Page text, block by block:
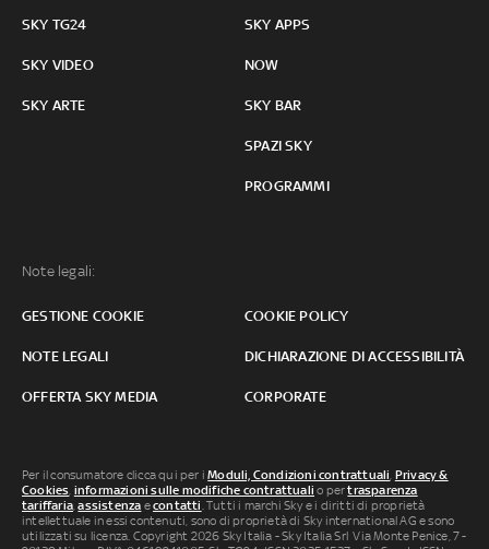
SKY TG24
SKY VIDEO
SKY ARTE
SKY APPS
NOW
SKY BAR
SPAZI SKY
PROGRAMMI
Note legali:
GESTIONE COOKIE COOKIE POLICY
NOTE LEGALI DICHIARAZIONE DI ACCESSIBILITÀ
OFFERTA SKY MEDIA CORPORATE
Per il consumatore clicca qui per iModuli, Condizioni contrattuali Privacy &
Cookies informazioni sulle modifiche contrattuali o pertrasparenza
tariffaria ,assistenza econtatti . Tutti i marchi Sky e i diritti di proprietà
intellettuale in essi contenuti, sono di proprietà di Sky international AG e sono
utilizzati su licenza. Copyright 2026 Sky Italia - Sky Italia Srl Via Monte Penice, 7 -